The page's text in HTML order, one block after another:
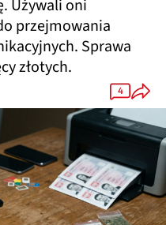
przejmowania
Sprawa
złotych.
4